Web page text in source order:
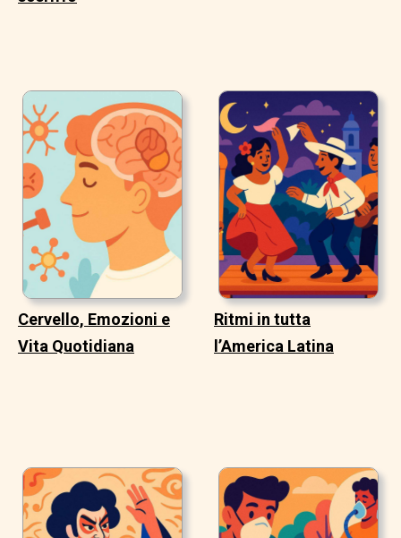
Cervello, Emozioni e
Vita Quotidiana
Ritmi in tutta
l’America Latina